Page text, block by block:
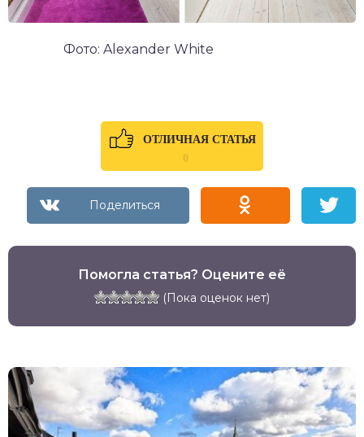
Фото: Alexander White
ОТЛИЧНАЯ СТАТЬЯ
0
Помогла статья? Оцените её
(Пока оценок нет)